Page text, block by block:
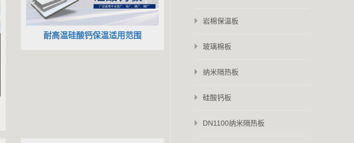
耐高温硅酸钙保温适用范围
岩棉保温板
玻璃棉板
纳米隔热板
硅酸钙板
DN1100纳米隔热板